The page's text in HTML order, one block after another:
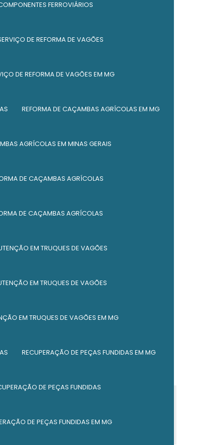
FERROVIÁRIOS
DE REFORMA DE VAGÕES
DE REFORMA DE VAGÕES EM MG
REFORMA DE CAÇAMBAS AGRÍCOLAS EM MG
AGRÍCOLAS EM MINAS GERAIS
DE CAÇAMBAS AGRÍCOLAS
DE CAÇAMBAS AGRÍCOLAS
EM TRUQUES DE VAGÕES
EM TRUQUES DE VAGÕES
EM TRUQUES DE VAGÕES EM MG
RECUPERAÇÃO DE PEÇAS FUNDIDAS EM MG
DE PEÇAS FUNDIDAS
DE PEÇAS FUNDIDAS EM MG
Empresa de fabricação de caldeiraria em
Serviço de fabricação de silos
Fabricação de caldeiraria em mg
Empresa de reforma de caçambas
mg
Reforma de caçambas em minas gerais
Fabricante de componentes ferroviários
em mg